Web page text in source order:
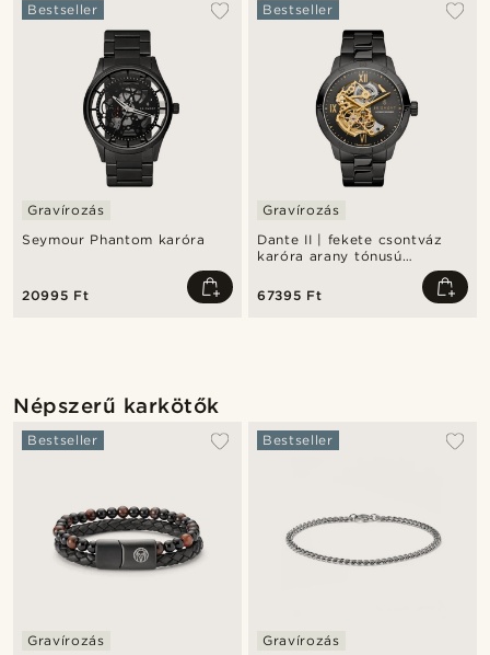
Seymour Phantom karóra
Bestseller
Gravírozás
20995 Ft
Dante II | fekete csontváz
karóra arany tónusú
Bestseller
Gravírozás
67395 Ft
Népszerű karkötők
Bestseller
Gravírozás
Bestseller
Gravírozás